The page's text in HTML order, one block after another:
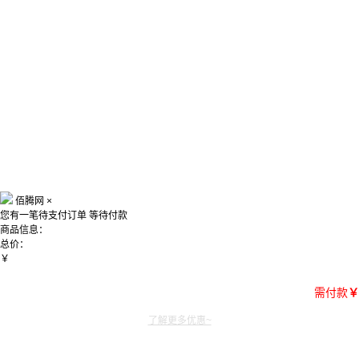
佰腾网 ×
您有一笔待支付订单 等待付款
商品信息：
总价：
￥
需付款￥
了解更多优惠~